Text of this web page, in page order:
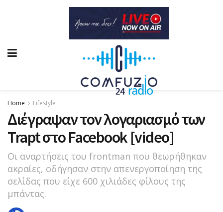
Home Lifestyle
Διέγραψαν τον λογαριασμό των
Trapt στο Facebook [video]
Οι αναρτήσεις του frontman που θεωρήθηκαν
ακραίες, οδήγησαν στην απενεργοποίηση της
σελίδας που είχε 600 χιλιάδες φίλους της
μπάντας.